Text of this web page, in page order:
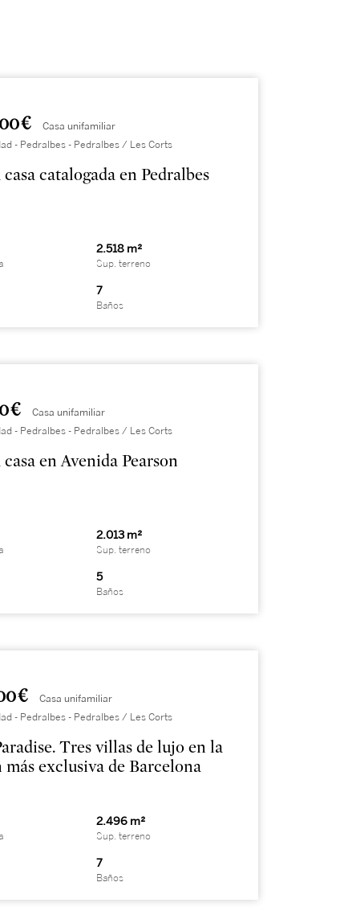
€ Casa unifamiliar
- Pedralbes - Pedralbes / Les Corts
catalogada en Pedralbes
2.518 m²
Sup. terreno
7
Baños
€ Casa unifamiliar
- Pedralbes - Pedralbes / Les Corts
en Avenida Pearson
2.013 m²
Sup. terreno
5
Baños
€ Casa unifamiliar
- Pedralbes - Pedralbes / Les Corts
Tres villas de lujo en la
exclusiva de Barcelona
2.496 m²
Sup. terreno
7
Baños